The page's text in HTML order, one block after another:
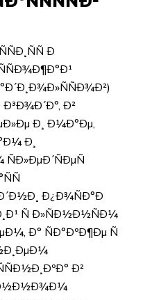
Ð
Ð²
Ð¸ Ð¼Ð°Ðµ,
Ð¸
Ð¿Ð¾ÑÐ°Ð
Ñ Ð»ÑÐ½Ð½ÑÐ¼
Ð° ÑÐ°ÐºÐ¶Ðµ Ñ
Ð²